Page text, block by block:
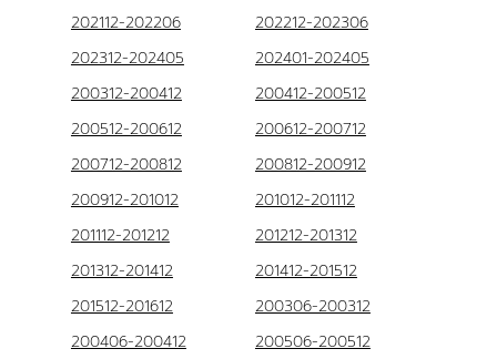
202112-202206
202212-202306
202312-202405
202401-202405
200312-200412
200412-200512
200512-200612
200612-200712
200712-200812
200812-200912
200912-201012
201012-201112
201112-201212
201212-201312
201312-201412
201412-201512
201512-201612
200306-200312
200406-200412
200506-200512